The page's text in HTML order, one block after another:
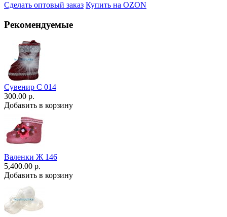
Сделать оптовый заказ Купить на OZON
Рекомендуемые
Сувенир С 014
300.00 р.
Добавить в корзину
Валенки Ж 146
5,400.00 р.
Добавить в корзину